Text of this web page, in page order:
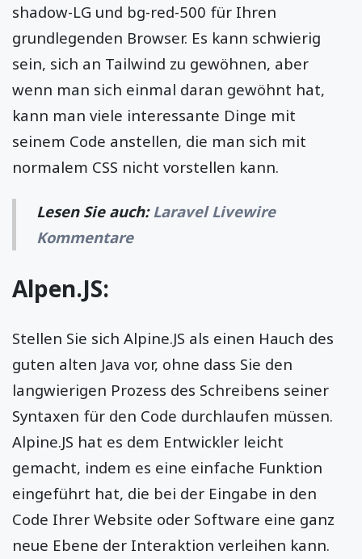
shadow-LG und bg-red-500 für Ihren
grundlegenden Browser. Es kann schwierig
sein, sich an Tailwind zu gewöhnen, aber
wenn man sich einmal daran gewöhnt hat,
kann man viele interessante Dinge mit
seinem Code anstellen, die man sich mit
normalem CSS nicht vorstellen kann.
Lesen Sie auch: Laravel Livewire
Kommentare
Alpen.JS:
Stellen Sie sich Alpine.JS als einen Hauch des
guten alten Java vor, ohne dass Sie den
langwierigen Prozess des Schreibens seiner
Syntaxen für den Code durchlaufen müssen.
Alpine.JS hat es dem Entwickler leicht
gemacht, indem es eine einfache Funktion
eingeführt hat, die bei der Eingabe in den
Code Ihrer Website oder Software eine ganz
neue Ebene der Interaktion verleihen kann.